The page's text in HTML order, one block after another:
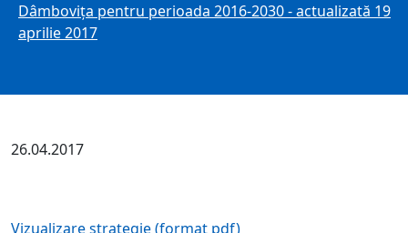
Dâmbovița pentru perioada 2016-2030 - actualizată 19
aprilie 2017
26.04.2017
Vizualizare strategie (format pdf)